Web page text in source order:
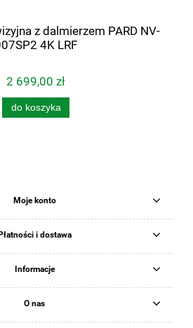
z dalmierzem PARD NV-
4K LRF
2 699,00 zł
do koszyka
Moje konto
Płatności i dostawa
Informacje
O nas